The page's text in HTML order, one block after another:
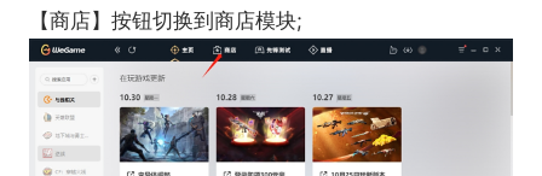
【商店】按钮切换到商店模块;